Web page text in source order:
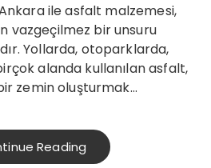
vazgeçilmez bir unsuru
Yollarda, otoparklarda,
alanda kullanılan asfalt,
zemin oluşturmak…
Reading